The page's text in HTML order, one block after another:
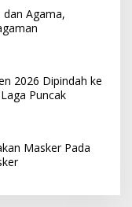
dan Agama,
2026 Dipindah ke
Puncak
Masker Pada